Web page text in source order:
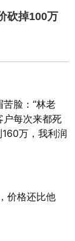
砍掉100万
脸：“林老
户每次来都死
万，我利润
价格还比他